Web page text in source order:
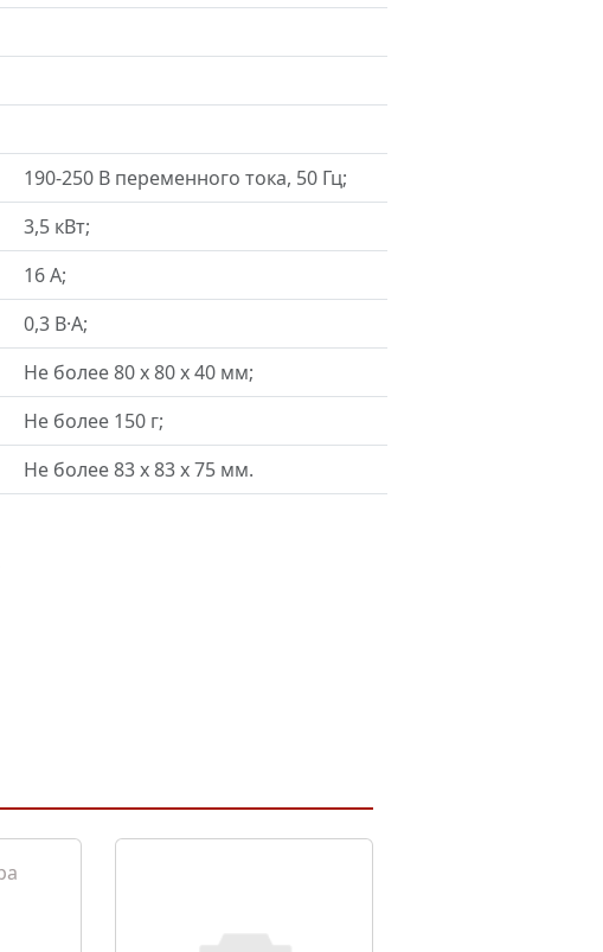
190-250 В переменного тока, 50 Гц;
3,5 кВт;
16 А;
0,3 В·А;
Не более 80 х 80 х 40 мм;
Не более 150 г;
Не более 83 х 83 х 75 мм.